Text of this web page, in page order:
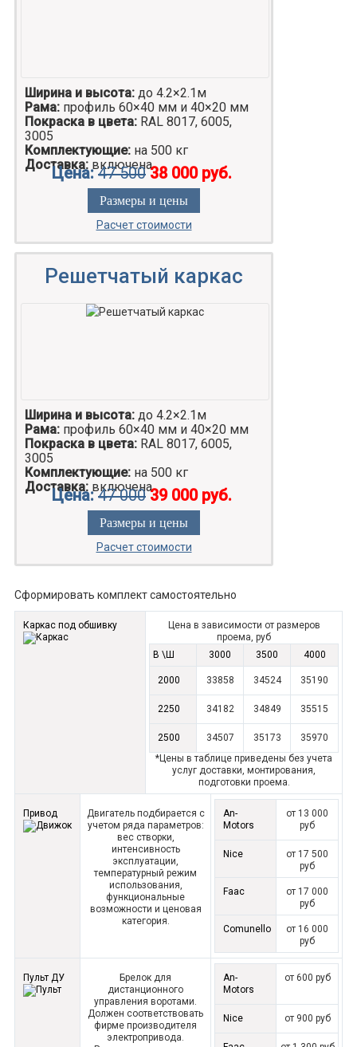
Ширина и высота: до 4.2×2.1м
Рама: профиль 60×40 мм и 40×20 мм
Покраска в цвета: RAL 8017, 6005,
3005
Комплектующие: на 500 кг
Доставка: включена
Цена:47 500 38 000 руб.
Размеры и цены
Расчет стоимости
Решетчатый каркас
Ширина и высота: до 4.2×2.1м
Рама: профиль 60×40 мм и 40×20 мм
Покраска в цвета: RAL 8017, 6005,
3005
Комплектующие: на 500 кг
Доставка: включена
Цена:47 000 39 000 руб.
Размеры и цены
Расчет стоимости
Сформировать комплект самостоятельно
Каркас под обшивку
Цена в зависимости от размеров
проема, руб
В \Ш
3000 3500 4000
2000 33858 34524 35190
2250 34182 34849 35515
2500 34507 35173
35970
*Цены в таблице приведены без учета
услуг доставки, монтирования,
подготовки проема.
Привод
Двигатель подбирается с
учетом ряда параметров:
вес створки,
интенсивность
эксплуатации,
температурный режим
использования,
функциональные
возможности и ценовая
категория.
An-
Motors
от 13 000
руб
Nice
от 17 500
руб
Faac
от 17 000
руб
Comunello
от 16 000
руб
Пульт ДУ
Брелок для
дистанционного
управления воротами.
Должен соответствовать
фирме производителя
электропривода.
An-
Motors
от 600 руб
Nice от 900 руб